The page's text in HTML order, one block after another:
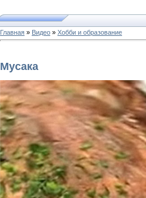
Главная » Видео » Хобби и образование
Мусака